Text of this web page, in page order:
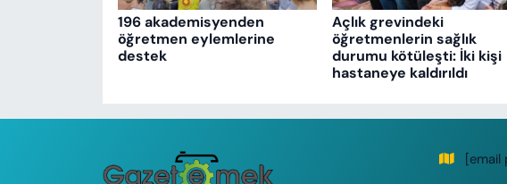
196 akademisyenden
öğretmen eylemlerine
destek
Açlık grevindeki
öğretmenlerin sağlık
durumu kötüleşti: İki kişi
hastaneye kaldırıldı